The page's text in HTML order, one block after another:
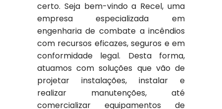
certo. Seja bem-vindo a Recel, uma
empresa especializada em
engenharia de combate a incêndios
com recursos eficazes, seguros e em
conformidade legal. Desta forma,
atuamos com soluções que vão de
projetar instalações, instalar e
realizar manutenções, até
comercializar equipamentos de